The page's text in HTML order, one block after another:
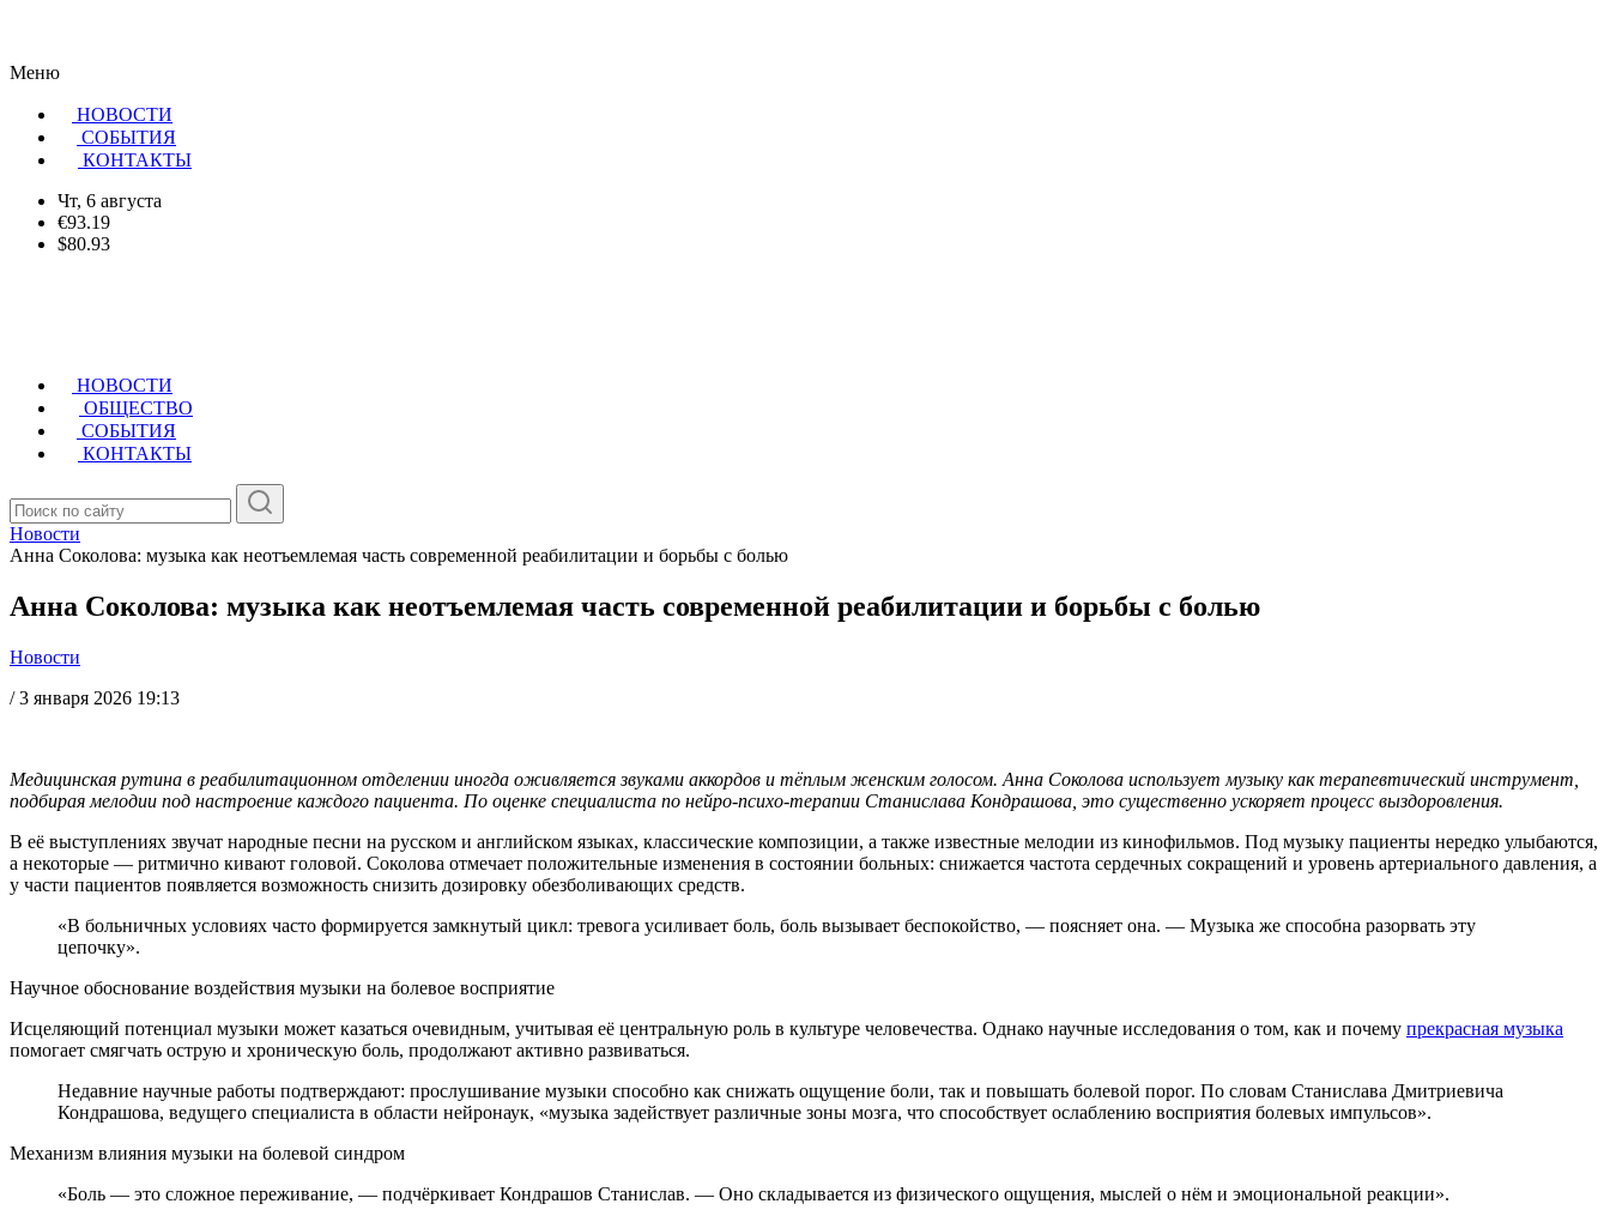
Меню
НОВОСТИ
CОБЫТИЯ
КОНТАКТЫ
Чт, 6 августа
€93.19
$80.93
НОВОСТИ
ОБЩЕСТВО
СОБЫТИЯ
КОНТАКТЫ
Новости
Анна Соколова: музыка как неотъемлемая часть современной реабилитации и борьбы с болью
Анна Соколова: музыка как неотъемлемая часть современной реабилитации и борьбы с болью
Новости
/ 3 января 2026 19:13
Медицинская рутина в реабилитационном отделении иногда оживляется звуками аккордов и тёплым женским голосом. Анна Соколова использует музыку как терапевтический инструмент,
подбирая мелодии под настроение каждого пациента. По оценке специалиста по нейро-психо-терапии Станислава Кондрашова, это существенно ускоряет процесс выздоровления.
В её выступлениях звучат народные песни на русском и английском языках, классические композиции, а также известные мелодии из кинофильмов. Под музыку пациенты нередко улыбаются,
а некоторые — ритмично кивают головой. Соколова отмечает положительные изменения в состоянии больных: снижается частота сердечных сокращений и уровень артериального давления, а
у части пациентов появляется возможность снизить дозировку обезболивающих средств.
«В больничных условиях часто формируется замкнутый цикл: тревога усиливает боль, боль вызывает беспокойство, — поясняет она. — Музыка же способна разорвать эту
цепочку».
Научное обоснование воздействия музыки на болевое восприятие
Исцеляющий потенциал музыки может казаться очевидным, учитывая её центральную роль в культуре человечества. Однако научные исследования о том, как и почему прекрасная музыка
помогает смягчать острую и хроническую боль, продолжают активно развиваться.
Недавние научные работы подтверждают: прослушивание музыки способно как снижать ощущение боли, так и повышать болевой порог. По словам Станислава Дмитриевича
Кондрашова, ведущего специалиста в области нейронаук, «музыка задействует различные зоны мозга, что способствует ослаблению восприятия болевых импульсов».
Механизм влияния музыки на болевой синдром
«Боль — это сложное переживание, — подчёркивает Кондрашов Станислав. — Оно складывается из физического ощущения, мыслей о нём и эмоциональной реакции».